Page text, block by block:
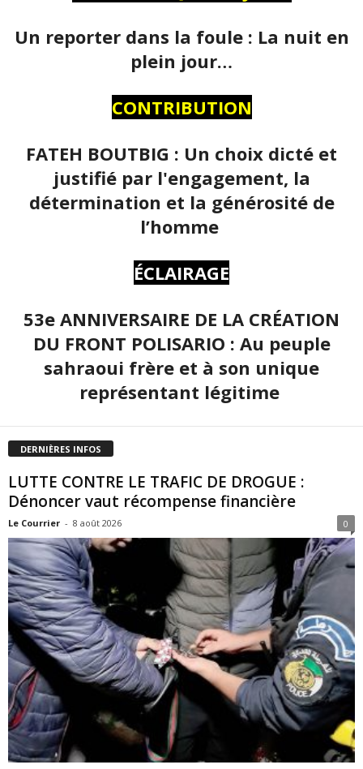
Un reporter dans la foule : La nuit en
plein jour…
CONTRIBUTION
FATEH BOUTBIG : Un choix dicté et
justifié par l'engagement, la
détermination et la générosité de
l’homme
ÉCLAIRAGE
53e ANNIVERSAIRE DE LA CRÉATION
DU FRONT POLISARIO : Au peuple
sahraoui frère et à son unique
représentant légitime
DERNIÈRES INFOS
LUTTE CONTRE LE TRAFIC DE DROGUE :
Dénoncer vaut récompense financière
Le Courrier - 8 août 2026 0